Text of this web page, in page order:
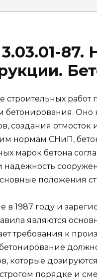
строительных работ
бетонирования. Оно
создания отмосток
нормам СНиП,
марок бетона
надежность
положения
в 1987 году и
являются
требования к
которые
строгом порядке и